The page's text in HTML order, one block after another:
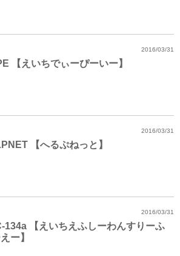
2016/03/31
【えいちでぃーぴーいー】
2016/03/31
【へるぷねっと】
2016/03/31
134a 【えいちえふしーわんすりーふ
ー】